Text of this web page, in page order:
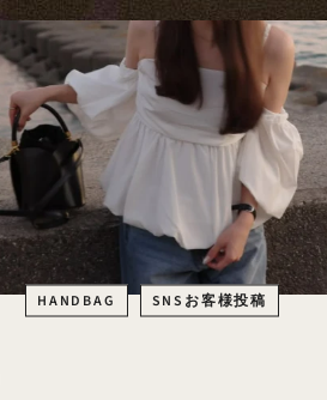
HANDBAG SNSお客様投稿